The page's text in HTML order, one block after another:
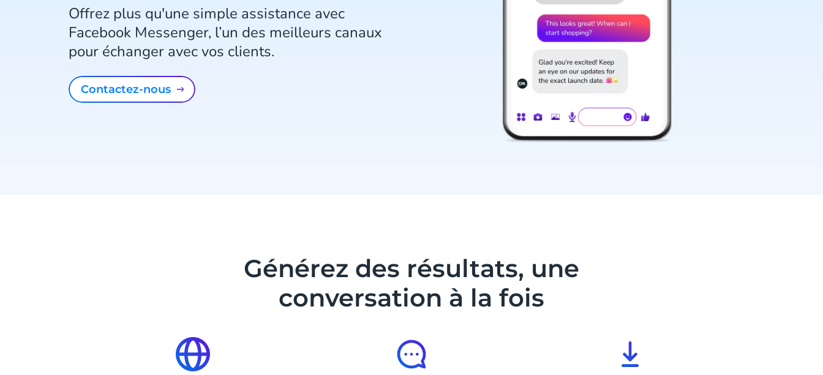
Offrez plus qu'une simple assistance avec
Facebook Messenger, l’un des meilleurs canaux
pour échanger avec vos clients.
Contactez-nous
Générez des résultats, une
conversation à la fois